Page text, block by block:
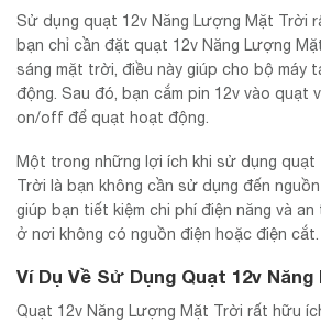
Sử dụng quạt 12v Năng Lượng Mặt Trời
bạn chỉ cần đặt quạt 12v Năng Lượng
sáng mặt trời, điều này giúp cho bộ máy
động. Sau đó, bạn cắm pin 12v vào quạt
on/off để quạt hoạt động.
Một trong những lợi ích khi sử dụng quạt
Trời là bạn không cần sử dụng đến
giúp bạn tiết kiệm chi phí điện năng và
ở nơi không có nguồn điện hoặc điện cắt.
Ví Dụ Về Sử Dụng Quạt 12v
Quạt 12v Năng Lượng Mặt Trời rất hữu